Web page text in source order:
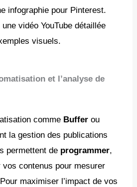
infographie pour Pinterest.
vidéo YouTube détaillée
visuels.
et l’analyse de
comme Buffer ou
la gestion des publications
permettent de programmer,
vos contenus pour mesurer
maximiser l’impact de vos